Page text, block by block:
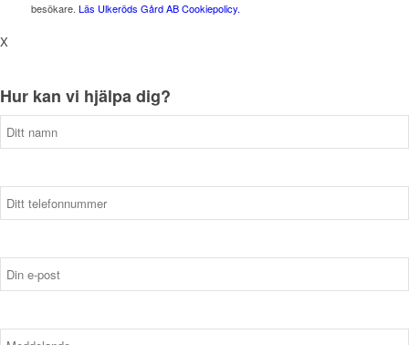
besökare. Läs Ulkeröds Gård AB Cookiepolicy.
X
Hur kan vi hjälpa dig?